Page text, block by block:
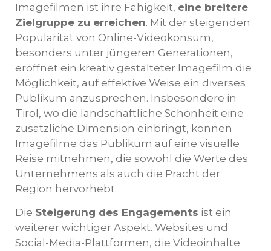
Imagefilmen ist ihre Fähigkeit, eine breitere
Zielgruppe zu erreichen. Mit der steigenden
Popularität von Online-Videokonsum,
besonders unter jüngeren Generationen,
eröffnet ein kreativ gestalteter Imagefilm die
Möglichkeit, auf effektive Weise ein diverses
Publikum anzusprechen. Insbesondere in
Tirol, wo die landschaftliche Schönheit eine
zusätzliche Dimension einbringt, können
Imagefilme das Publikum auf eine visuelle
Reise mitnehmen, die sowohl die Werte des
Unternehmens als auch die Pracht der
Region hervorhebt.
Die Steigerung des Engagements ist ein
weiterer wichtiger Aspekt. Websites und
Social-Media-Plattformen, die Videoinhalte